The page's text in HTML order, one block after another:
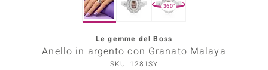
360°
Le gemme del Boss
Anello in argento con Granato Malaya
SKU: 1281SY